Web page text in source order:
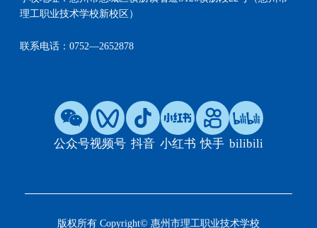
理工职业技术学校新校区）
联系电话：0752—2652878
公众号视频号 抖音 小红书 快手 bilibili
版权所有 Copyright© 惠州市理工职业技术学校